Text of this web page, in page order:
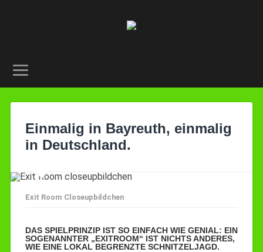
Einmalig in Bayreuth, einmalig
in Deutschland.
Exit Room Closeupbildchen
DAS SPIELPRINZIP IST SO EINFACH WIE GENIAL: EIN
SOGENANNTER „EXITROOM“ IST NICHTS ANDERES,
WIE EINE LOKAL BEGRENZTE SCHNITZELJAGD.